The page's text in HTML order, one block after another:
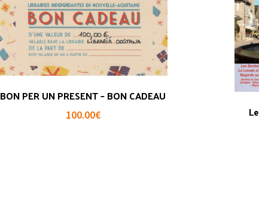
BON PER UN PRESENT – BON CADEAU
100.00€